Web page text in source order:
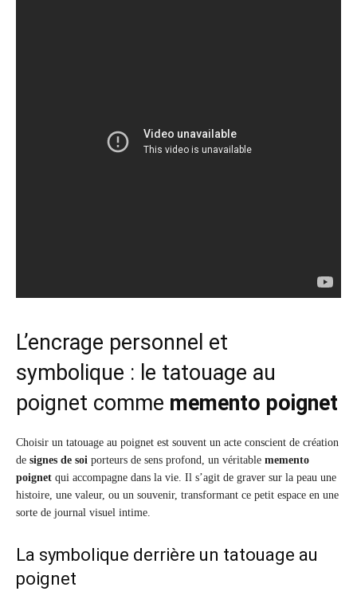
L’encrage personnel et
symbolique : le tatouage au
poignet comme memento poignet
Choisir un tatouage au poignet est souvent un acte conscient de création
de signes de soi porteurs de sens profond, un véritable memento
poignet qui accompagne dans la vie. Il s’agit de graver sur la peau une
histoire, une valeur, ou un souvenir, transformant ce petit espace en une
sorte de journal visuel intime.
La symbolique derrière un tatouage au
poignet